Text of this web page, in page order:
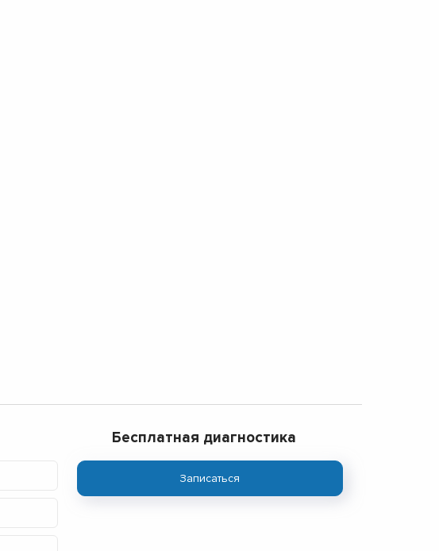
Бесплатная диагностика
Записаться